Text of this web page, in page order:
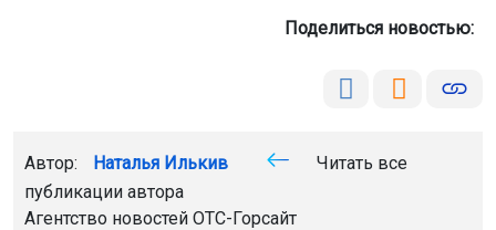
Поделиться новостью:
Автор: Наталья Илькив
Читать все
публикации автора
Агентство новостей ОТС-Горсайт